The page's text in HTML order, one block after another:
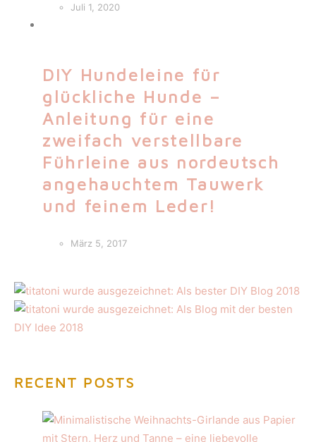
Juli 1, 2020
DIY Hundeleine für
glückliche Hunde –
Anleitung für eine
zweifach verstellbare
Führleine aus nordeutsch
angehauchtem Tauwerk
und feinem Leder!
März 5, 2017
RECENT POSTS